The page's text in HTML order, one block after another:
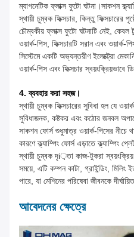
ম্যাগনেটিক ফ্লাক্স ফুটো ঘটনা।সাকশন
স্থায়ী চুম্বক ফিক্সচার, কিন্তু ফিক্সচারের
চৌম্বকীয় ফ্লাক্স ফুটো ঘটনাটি নেই,
ওয়ার্ক-পিস, ফিক্সচারটি সরান এবং ওয়ার্ক-
সিস্টেমে একটি অভ্যন্তরীণ ইলেক্ট্রো
ওয়ার্ক-পিস এবং ফিক্সচার স্বয়ংক্রিয়ভাবে
4. ব্যবহার করা সহজ।
স্থায়ী চুম্বক ফিক্সচারের সুবিধা হল যে
সুবিধাজনক, কষ্টকর এবং কঠোর জনবল
সাকশন ফোর্স শুধুমাত্র ওয়ার্ক-পিসের নীচে
কারণে ক্ল্যাম্পিং ফোর্স এড়াতে ক্ল্যাম্পিং
স্থায়ী চুম্বক দৃi়তা কাজ-টুকরা
সময়ে, এটি কম্পন কাটা, গ্রাইন্ডিং, মিলিং
পারে, যা মেশিনের পরিষেবা জীবনকে
আবেদনের ক্ষেত্রে